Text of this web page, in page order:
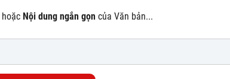
hoặc Nội dung ngắn gọn của Văn bản...